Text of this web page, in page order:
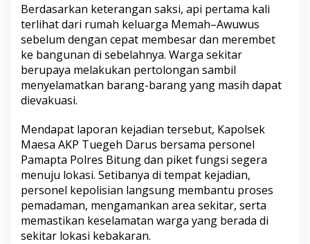
Berdasarkan keterangan saksi, api pertama kali
terlihat dari rumah keluarga Memah–Awuwus
sebelum dengan cepat membesar dan merembet
ke bangunan di sebelahnya. Warga sekitar
berupaya melakukan pertolongan sambil
menyelamatkan barang-barang yang masih dapat
dievakuasi.
Mendapat laporan kejadian tersebut, Kapolsek
Maesa AKP Tuegeh Darus bersama personel
Pamapta Polres Bitung dan piket fungsi segera
menuju lokasi. Setibanya di tempat kejadian,
personel kepolisian langsung membantu proses
pemadaman, mengamankan area sekitar, serta
memastikan keselamatan warga yang berada di
sekitar lokasi kebakaran.